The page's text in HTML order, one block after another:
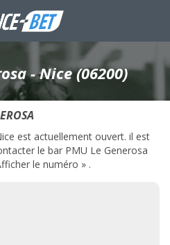
- Nice (06200)
est actuellement ouvert. il est
le bar PMU Le Generosa
le numéro » .